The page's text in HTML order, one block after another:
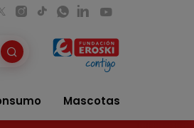
Mascotas